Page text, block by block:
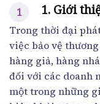
1. Giới
Trong thời đại
việc bảo vệ
hàng giả, hàng
đối với các doanh
một trong những